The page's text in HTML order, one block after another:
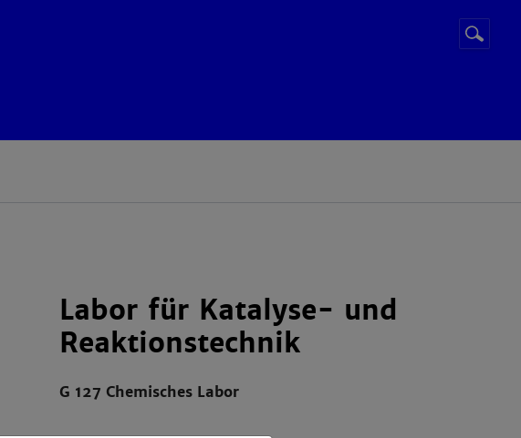
Suche
starten
Labor für Katalyse- und
Reaktionstechnik
G 127 Chemisches Labor